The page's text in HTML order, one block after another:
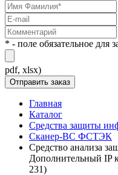
* - поле обязательное для
pdf, xlsx)
Главная
Каталог
Средства защиты
Сканер-ВС ФСТЭК
Средство анализа
Дополнительный IP
231)